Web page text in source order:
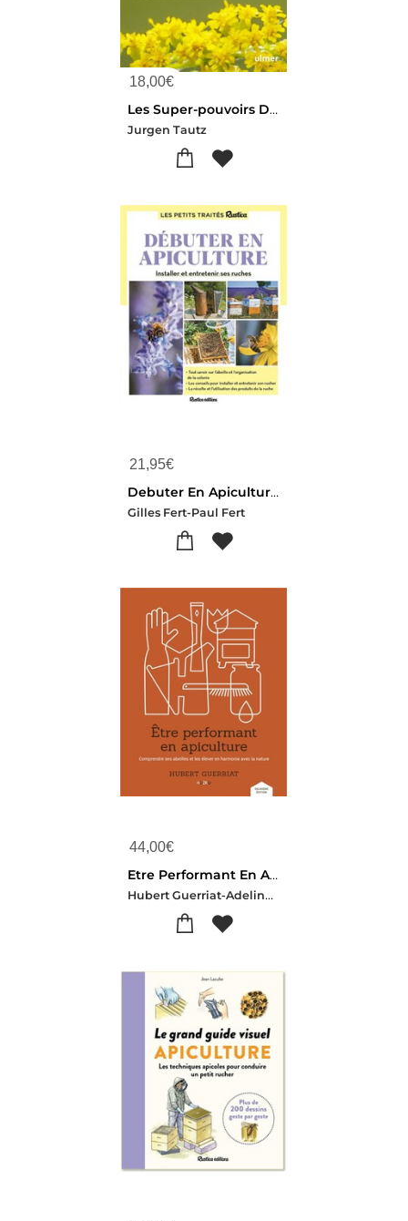
18,00€
Les Super-pouvoirs Des Abeilles : Ce Que Nous Dit La Science
Jurgen Tautz
21,95€
Debuter En Apiculture : Installer Et Entretenir Ses Ruches
Gilles Fert-Paul Fert
44,00€
Etre Performant En Apiculture ; Comprendre Ses Abeilles Et Les Elever En Harmonie Avec La Nature
Hubert Guerriat-Adeline Guerriat